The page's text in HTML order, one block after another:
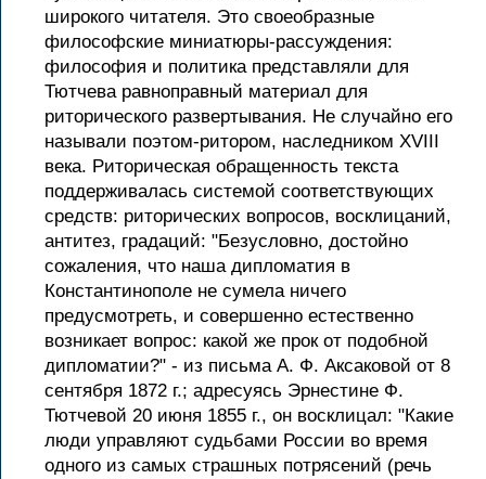
широкого читателя. Это своеобразные
философские миниатюры-рассуждения:
философия и политика представляли для
Тютчева равноправный материал для
риторического развертывания. Не случайно его
называли поэтом-ритором, наследником XVIII
века. Риторическая обращенность текста
поддерживалась системой соответствующих
средств: риторических вопросов, восклицаний,
антитез, градаций: "Безусловно, достойно
сожаления, что наша дипломатия в
Константинополе не сумела ничего
предусмотреть, и совершенно естественно
возникает вопрос: какой же прок от подобной
дипломатии?" - из письма А. Ф. Аксаковой от 8
сентября 1872 г.; адресуясь Эрнестине Ф.
Тютчевой 20 июня 1855 г., он восклицал: "Какие
люди управляют судьбами России во время
одного из самых страшных потрясений (речь